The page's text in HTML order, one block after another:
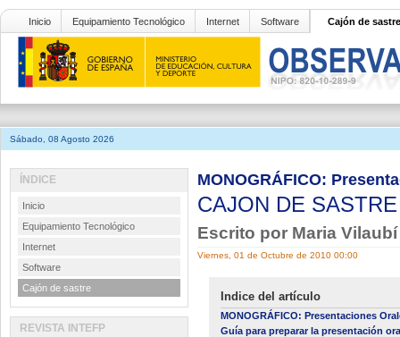
Inicio Equipamiento Tecnológico Internet Software Cajón de sastre
Sábado, 08 Agosto 2026
MONOGRÁFICO:
CAJON DE
Escrito por Maria
Viernes, 01 de Octubre de 2010 00:00
Indice del artículo
MONOGRÁFICO: Presentaciones
Guía para preparar la presentación
ÍNDICE
Inicio
Equipamiento Tecnológico
Internet
Software
Cajón de sastre
REVISTA INTEFP